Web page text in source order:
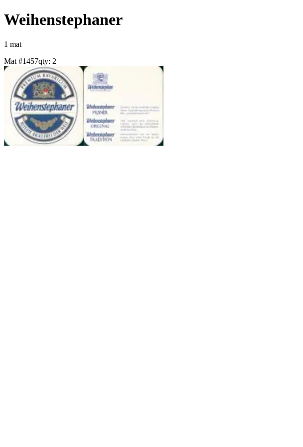
Weihenstephaner
1 mat
Mat #1457qty: 2